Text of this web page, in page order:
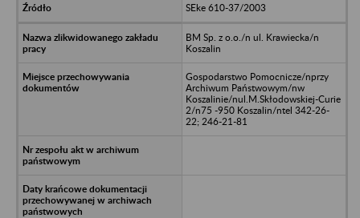
SEke 610-37/2003
BM Sp. z o.o./n ul. Krawiecka/n
Koszalin
Gospodarstwo Pomocnicze/nprzy
Archiwum Państwowym/nw
Koszalinie/nul.M.Skłodowskiej-Curie
2/n75 -950 Koszalin/ntel 342-26-
22; 246-21-81